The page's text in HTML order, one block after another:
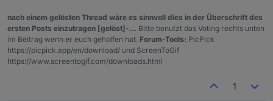
nach einem gelösten Thread wäre es sinnvoll dies in der Überschrift des
ersten Posts einzutragen [gelöst]-... Bitte benutzt das Voting rechts unten
im Beitrag wenn er euch geholfen hat. Forum-Tools: PicPick
https://picpick.app/en/download/ und ScreenToGif
https://www.screentogif.com/downloads.html
1